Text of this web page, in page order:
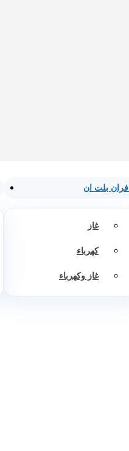
افران بلت ان
غاز
كهرباء
غاز وكهرباء